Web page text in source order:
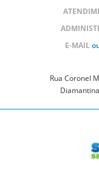
E-MAIL
Rua Coronel